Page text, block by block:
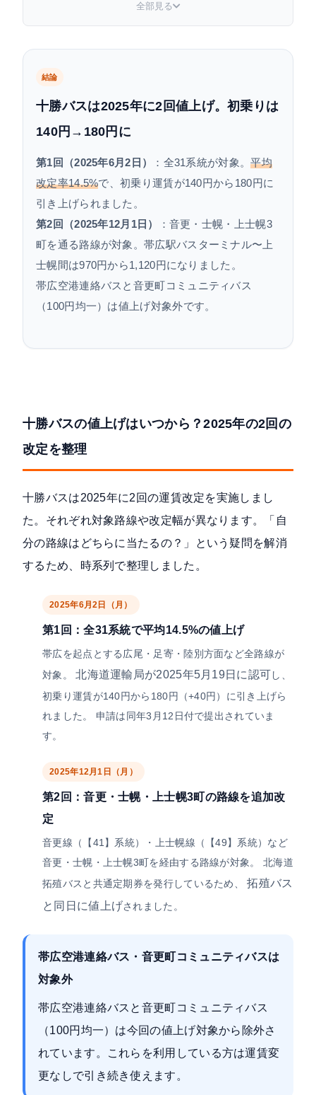
定期券・回数券への影響
拓殖バスも2025年12月1日に値上げ
値上げ後の節約術：毎日バスを使う人向け
よくある質問
全部見る
結論
十勝バスは2025年に2回値上げ。初乗りは
140円→180円に
第1回（2025年6月2日） ：全31系統が対象。平均
改定率14.5%で、初乗り運賃が140円から180円に
引き上げられました。
第2回（2025年12月1日）
：音更・士幌・上士幌3
町を通る路線が対象。帯広駅バスターミナル〜上
士幌間は970円から1,120円になりました。
帯広空港連絡バスと音更町コミュニティバス
（100円均一）は値上げ対象外です。
十勝バスの値上げはいつから？2025年の2回の
改定を整理
十勝バスは2025年に2回の運賃改定を実施しまし
た。それぞれ対象路線や改定幅が異なります。「自
分の路線はどちらに当たるの？」という疑問を解消
するため、時系列で整理しました。
2025年6月2日（月）
第1回：全31系統で平均14.5%の値上げ
帯広を起点とする広尾・足寄・陸別方面など全路線が
対象。北海道運輸局が2025年5月19日に認可
し、
初乗り運賃が140円から180円（+40円）に引き上げら
れました。 申請は同年3月12日付で提出されていま
す。
2025年12月1日（月）
第2回：音更・士幌・上士幌3町の路線を追加改
定
音更線（【41】系統）・上士幌線（【49】系統）など
音更・士幌・上士幌3町を経由する路線が対象。 北海道
拓殖バスと共通定期券を発行しているため、拓殖バス
と同日に値上げされました。
帯広空港連絡バス・音更町コミュニティバスは
対象外
帯広空港連絡バスと音更町コミュニティバス
（100円均一）は今回の値上げ対象から除外さ
れています。これらを利用している方は運賃変
更なしで引き続き使えます。